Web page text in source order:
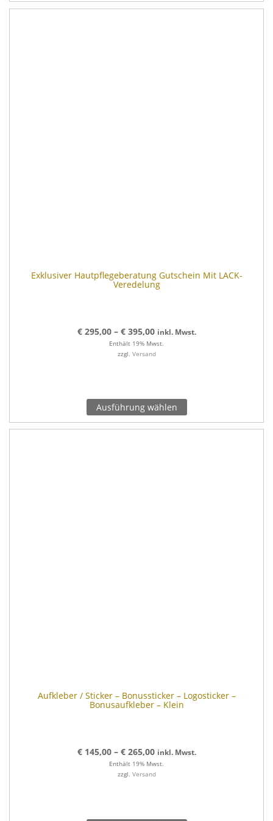
Exklusiver Hautpflegeberatung Gutschein Mit LACK-
Veredelung
€295,00 – €395,00 inkl. Mwst.
Enthält 19% Mwst.
zzgl. Versand
Ausführung wählen
Aufkleber / Sticker – Bonussticker – Logosticker –
Bonusaufkleber – Klein
€145,00 – €265,00 inkl. Mwst.
Enthält 19% Mwst.
zzgl. Versand